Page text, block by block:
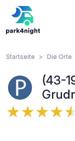
Startseite Die Orte
(43-